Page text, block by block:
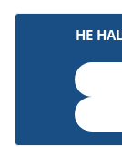
НЕ